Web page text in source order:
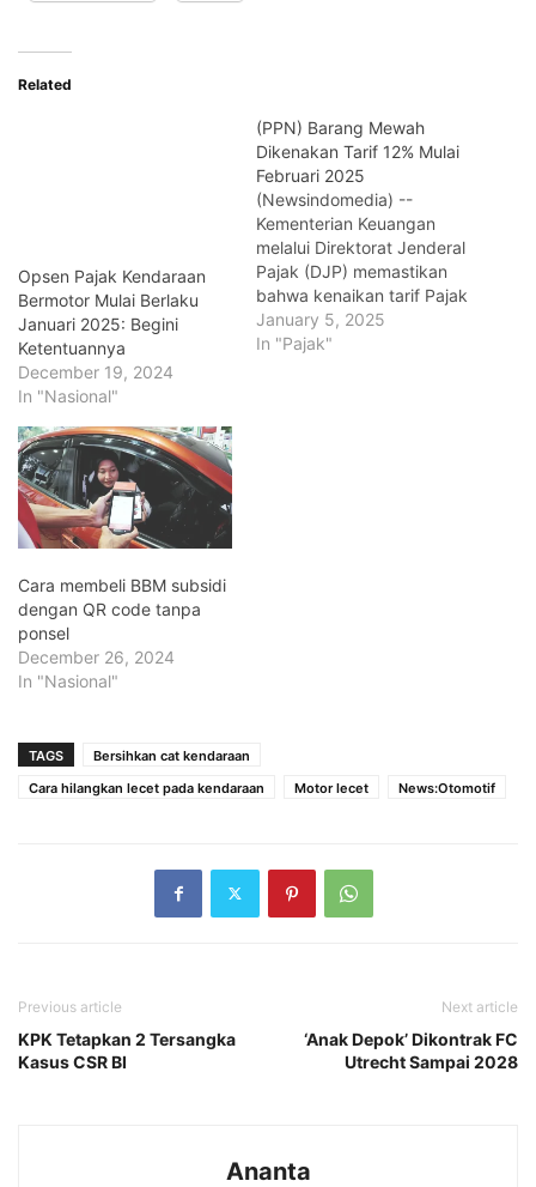
Related
Opsen Pajak Kendaraan
Bermotor Mulai Berlaku
Januari 2025: Begini
Ketentuannya
December 19, 2024
In "Nasional"
(PPN) Barang Mewah
Dikenakan Tarif 12% Mulai
Februari 2025
(Newsindomedia) --
Kementerian Keuangan
melalui Direktorat Jenderal
Pajak (DJP) memastikan
bahwa kenaikan tarif Pajak
Pertambahan Nilai (PPN)
menjadi 12 persen hanya
January 5, 2025
In "Pajak"
Cara membeli BBM subsidi
dengan QR code tanpa
ponsel
December 26, 2024
In "Nasional"
TAGS
Bersihkan cat kendaraan
Cara hilangkan lecet pada kendaraan
Motor lecet News:Otomotif
Previous article
KPK Tetapkan 2 Tersangka
Kasus CSR BI
Next article
‘Anak Depok’ Dikontrak FC
Utrecht Sampai 2028
Ananta